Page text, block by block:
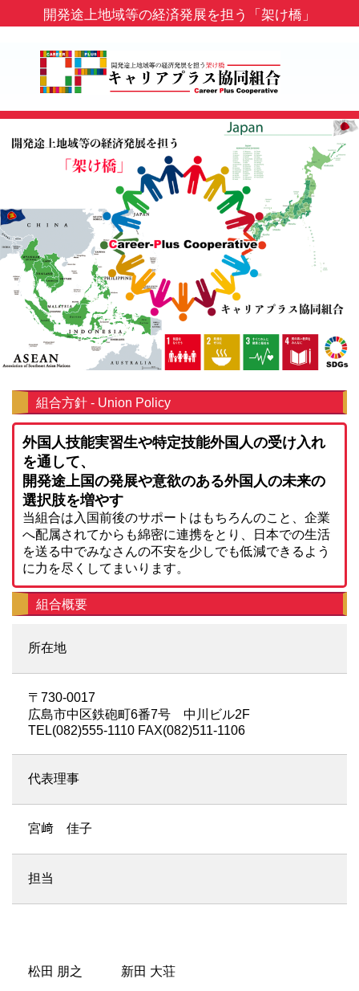
開発途上地域等の経済発展を担う「架け橋」
組合方針 - Union Policy
外国人技能実習生や特定技能外国人の受け入れ
を通して、
開発途上国の発展や意欲のある外国人の未来の
選択肢を増やす
当組合は入国前後のサポートはもちろんのこと、企業
へ配属されてからも綿密に連携をとり、日本での生活
を送る中でみなさんの不安を少しでも低減できるよう
に力を尽くしてまいります。
組合概要
所在地
〒730-0017
広島市中区鉄砲町6番7号 中川ビル2F
TEL(082)555-1110 FAX(082)511-1106
代表理事
宮﨑 佳子
担当
松田 朋之 新田 大荘